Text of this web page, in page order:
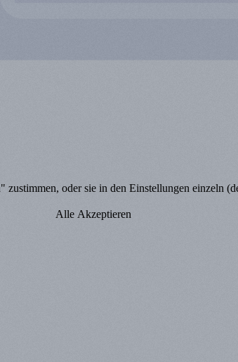
oder sie in den Einstellungen einzeln
Alle Akzeptieren